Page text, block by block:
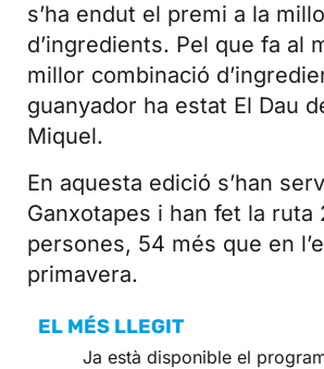
s’ha endut el premi a la
d’ingredients. Pel que fa al
millor combinació
guanyador ha estat El Dau
Miquel.
En aquesta edició s’han
Ganxotapes i han fet la ruta
persones, 54 més que en
primavera.
EL MÉS LLEGIT
Ja està disponible el